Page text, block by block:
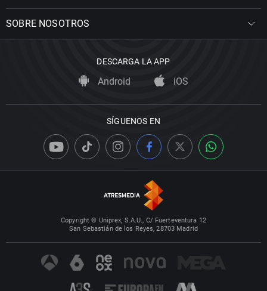
SOBRE NOSOTROS
DESCARGA LA APP
Android iOS
SÍGUENOS EN
Copyright © Uniprex, S.A.U., C/ Fuerteventura 12
San Sebastián de los Reyes, 28703 Madrid